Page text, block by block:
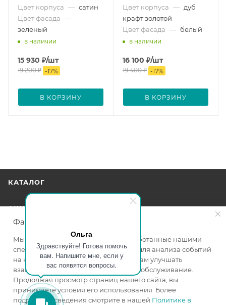
Ольга
Здравствуйте! Готова помочь
вам. Напишите мне, если у
вас появятся вопросы.
Цвет корпуса — сатин
Цвет фасада —
зеленый
в наличии
15 930 ₽/шт
19 200₽ -17%
В КОРЗИНУ
Цвет корпуса — дуб
крафт золотой
Цвет фасада — белый
в наличии
16 100 ₽/шт
19 400₽ -17%
В КОРЗИНУ
КАТАЛОГ
АКЦИИ
БРЕНДЫ
КОМПАНИЯ
Файлы cookie
Мы используем файлы cookie, разработанные нашими
специалистами и третьими лицами, для анализа событий
на нашем веб-сайте, что позволяет нам улучшать
взаимодействие с пользователями и обслуживание.
Продолжая просмотр страниц нашего сайта, вы
принимаете условия его использования. Более
подробные сведения смотрите в нашей Политике в